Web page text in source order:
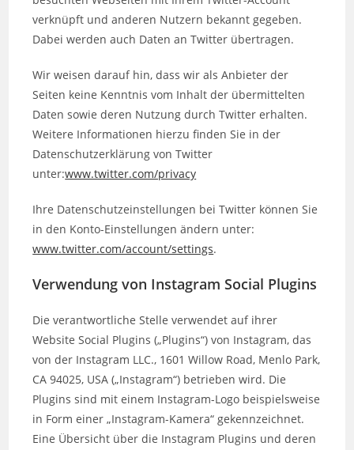
verknüpft und anderen Nutzern bekannt gegeben.
Dabei werden auch Daten an Twitter übertragen.
Wir weisen darauf hin, dass wir als Anbieter der
Seiten keine Kenntnis vom Inhalt der übermittelten
Daten sowie deren Nutzung durch Twitter erhalten.
Weitere Informationen hierzu finden Sie in der
Datenschutzerklärung von Twitter
unter:www.twitter.com/privacy
Ihre Datenschutzeinstellungen bei Twitter können Sie
in den Konto-Einstellungen ändern unter:
www.twitter.com/account/settings.
Verwendung von Instagram Social Plugins
Die verantwortliche Stelle verwendet auf ihrer
Website Social Plugins („Plugins“) von Instagram, das
von der Instagram LLC., 1601 Willow Road, Menlo Park,
CA 94025, USA („Instagram“) betrieben wird. Die
Plugins sind mit einem Instagram-Logo beispielsweise
in Form einer „Instagram-Kamera“ gekennzeichnet.
Eine Übersicht über die Instagram Plugins und deren